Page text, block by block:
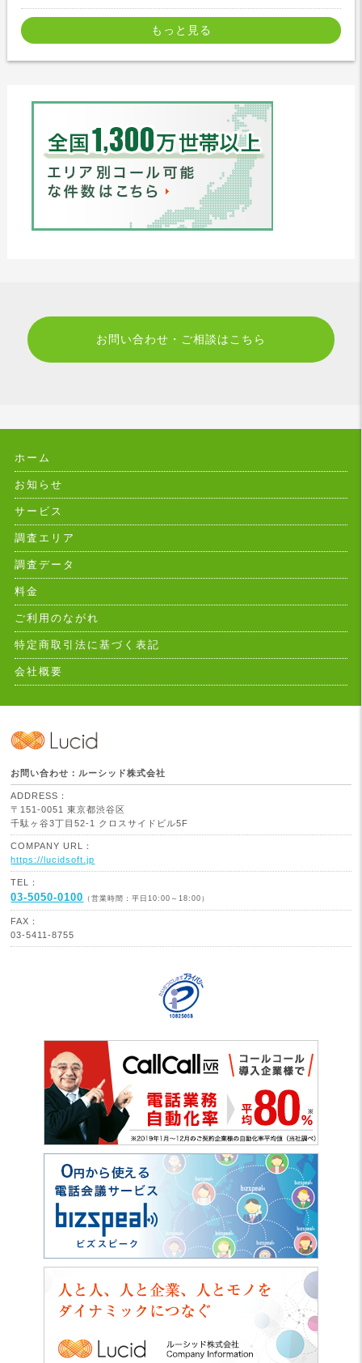
もっと見る
お問い合わせ・ご相談はこちら
ホーム
お知らせ
サービス
調査エリア
調査データ
料金
ご利用のながれ
特定商取引法に基づく表記
会社概要
お問い合わせ：ルーシッド株式会社
ADDRESS：
〒151-0051 東京都渋谷区
千駄ヶ谷3丁目52-1 クロスサイドビル5F
COMPANY URL：
https://lucidsoft.jp
TEL：
03-5050-0100 （営業時間：平日10:00～18:00）
FAX：
03-5411-8755